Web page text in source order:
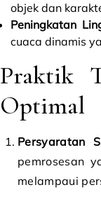
objek dan
Peningkatan
cuaca dinamis
Praktik
Optimal
Persyaratan
pemrosesan
melampaui